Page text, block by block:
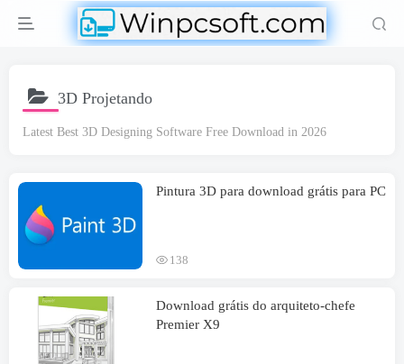
3D Projetando
Latest Best 3D Designing Software Free Download in 2026
Pintura 3D para download grátis para PC
138
Download grátis do arquiteto-chefe
Premier X9